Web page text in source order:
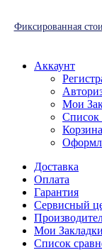
Фиксированная
Аккаунт
Мои
Список
Доставка
Оплата
Гарантия
Сервисный
Мои
Список